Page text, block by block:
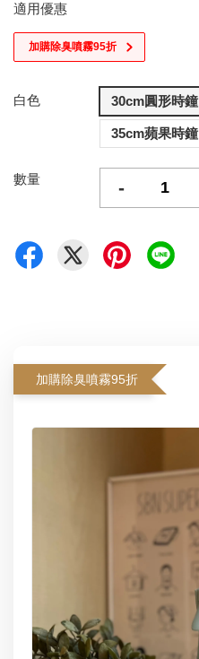
適用優惠
加購除臭噴霧95折
白色 30cm圓形時鐘
35cm蘋果時鐘
數量 -
加購除臭噴霧95折